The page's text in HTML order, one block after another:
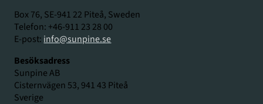
Box 76, SE-941 22 Piteå, Sweden
Telefon: +46-911 23 28 00
E-post: info@sunpine.se
Besöksadress
Sunpine AB
Cisternvägen 53, 941 43 Piteå
Sverige